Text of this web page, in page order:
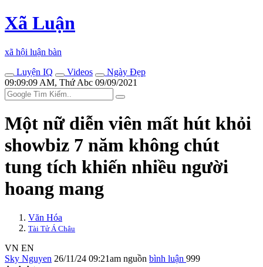
Xã Luận
xã hội luận bàn
Luyện IQ
Videos
Ngày Đẹp
09:09:09 AM, Thứ Abc 09/09/2021
Một nữ diễn viên mất hút khỏi
showbiz 7 năm không chút
tung tích khiến nhiều người
hoang mang
Văn Hóa
Tài Tử Á Châu
VN EN
Sky Nguyen 26/11/24 09:21am nguồn bình luận 999